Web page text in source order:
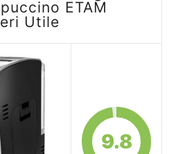
ETAM
Utile
9.8